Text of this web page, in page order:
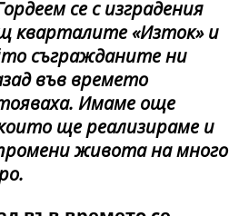
се с изградения
кварталите «Изток» и
съгражданите ни
във времето
Имаме още
ще реализираме и
живота на много